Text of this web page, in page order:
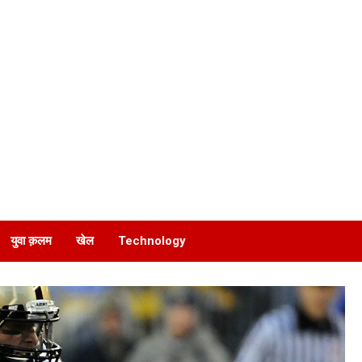
युवा क़लम खेल Technology